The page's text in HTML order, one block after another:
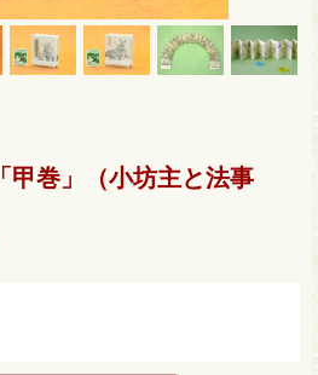
甲巻」（小坊主と法事